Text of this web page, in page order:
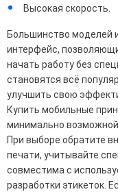
Высокая скорость.
Большинство моделей
интерфейс,
начать работу без
становятся всё
улучшить свою
Купить мобильные
минимально
При выборе обратите
печати, учитывайте
совместима с
разработки этикеток.